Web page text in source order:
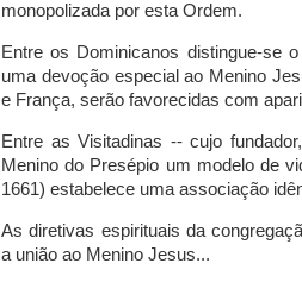
monopolizada por esta Ordem.
Entre os Dominicanos distingue-se
uma devoção especial ao Menino
e França, serão favorecidas com
Entre as Visitadinas -- cujo
Menino do Presépio um modelo de
1661) estabelece uma associação
As diretivas espirituais da
a união ao Menino Jesus...